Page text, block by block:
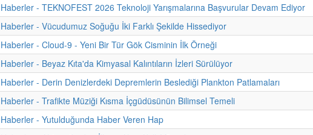
Haberler - TEKNOFEST 2026 Teknoloji Yarışmalarına Başvurular Devam Ediyor
Haberler - Vücudumuz Soğuğu İki Farklı Şekilde Hissediyor
Haberler - Cloud-9 - Yeni Bir Tür Gök Cisminin İlk Örneği
Haberler - Beyaz Kıta'da Kimyasal Kalıntıların İzleri Sürülüyor
Haberler - Derin Denizlerdeki Depremlerin Beslediği Plankton Patlamaları
Haberler - Trafikte Müziği Kısma İçgüdüsünün Bilimsel Temeli
Haberler - Yutulduğunda Haber Veren Hap